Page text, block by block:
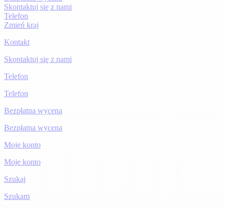
Skontaktuj się z nami
Telefon
Zmień kraj
Kontakt
Skontaktuj się z nami
Telefon
Telefon
Bezpłatna wycena
Bezpłatna wycena
Moje konto
Moje konto
Szukaj
Szukam